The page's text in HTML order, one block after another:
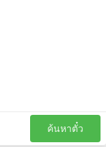
ค้นหาตั๋ว